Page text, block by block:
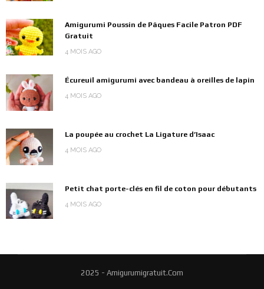
Amigurumi Poussin de Pâques Facile Patron PDF
Gratuit
4 MOIS AGO
Écureuil amigurumi avec bandeau à oreilles de lapin
4 MOIS AGO
La poupée au crochet La Ligature d’Isaac
4 MOIS AGO
Petit chat porte-clés en fil de coton pour débutants
4 MOIS AGO
2025 - Amigurumigratuit.Com